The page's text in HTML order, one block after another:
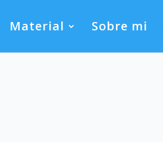
Material Sobre mi